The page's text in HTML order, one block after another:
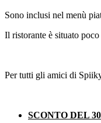
Sono inclusi nel menù
Il ristorante è situato
Per tutti gli amici di
SCONTO DEL